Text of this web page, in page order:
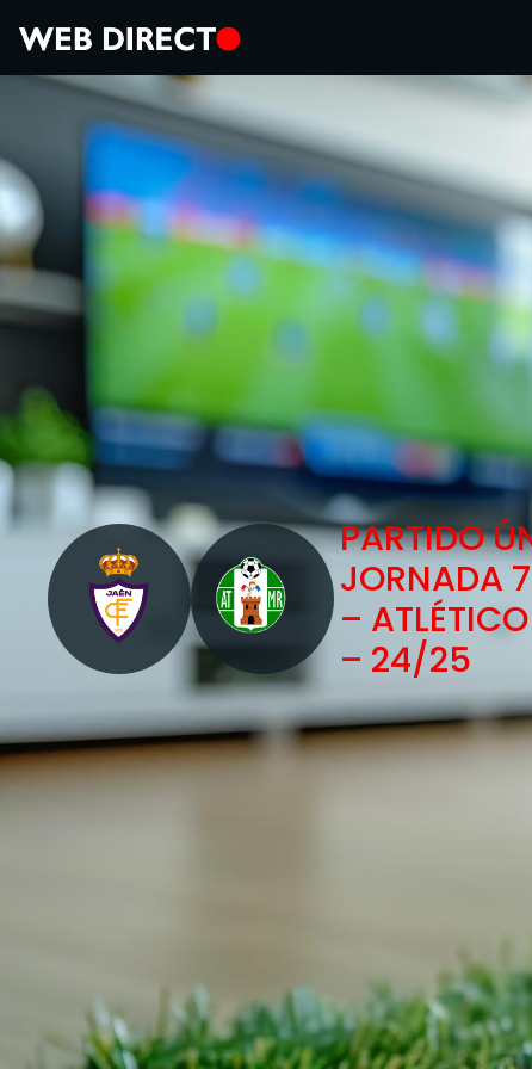
PARTIDO
JORNADA
–
– 24/25